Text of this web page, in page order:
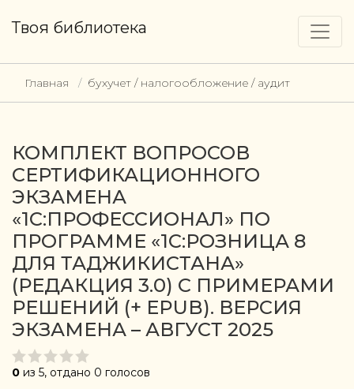
Твоя библиотека
Главная бухучет / налогообложение / аудит
КОМПЛЕКТ ВОПРОСОВ
СЕРТИФИКАЦИОННОГО
ЭКЗАМЕНА
«1С:ПРОФЕССИОНАЛ» ПО
ПРОГРАММЕ «1С:РОЗНИЦА 8
ДЛЯ ТАДЖИКИСТАНА»
(РЕДАКЦИЯ 3.0) С ПРИМЕРАМИ
РЕШЕНИЙ (+ EPUB). ВЕРСИЯ
ЭКЗАМЕНА – АВГУСТ 2025
0 из 5, отдано 0 голосов